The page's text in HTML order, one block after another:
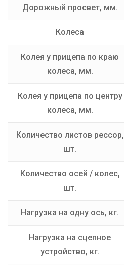
Дорожный просвет, мм.
Колеса
Колея у прицепа по краю
колеса, мм.
Колея у прицепа по центру
колеса, мм.
Количество листов рессор,
шт.
Количество осей / колес,
шт.
Нагрузка на одну ось, кг.
Нагрузка на сцепное
устройство, кг.